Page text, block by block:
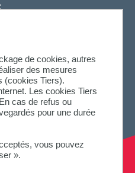
de cookies, autres
des mesures
(cookies Tiers).
Les cookies Tiers
cas de refus ou
pour une durée
vous pouvez
».